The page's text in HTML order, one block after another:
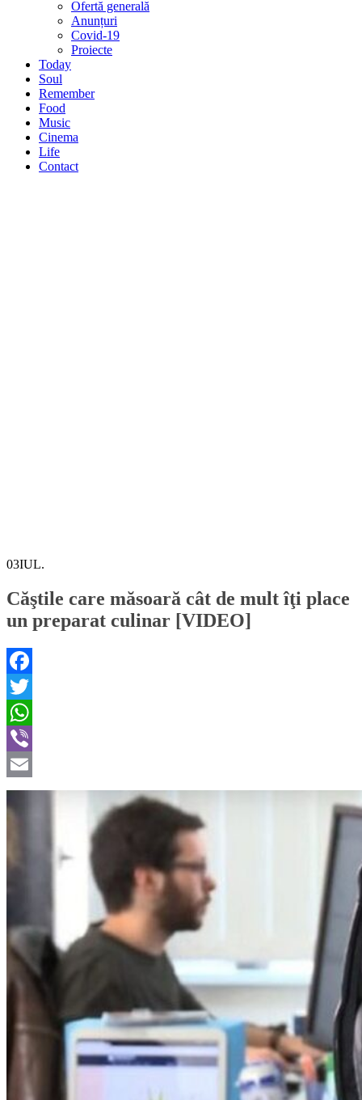
Ofertă generală
Anunțuri
Covid-19
Proiecte
Today
Soul
Remember
Food
Music
Cinema
Life
Contact
03IUL.
Căştile care măsoară cât de mult îţi place
un preparat culinar [VIDEO]
Facebook
Twitter
WhatsApp
Viber
Email